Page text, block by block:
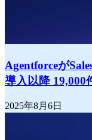
Agentforceが
導入以降 19,000
2025年8月6日